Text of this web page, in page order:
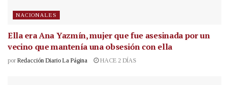
NACIONALES
Ella era Ana Yazmín, mujer que fue asesinada por un
vecino que mantenía una obsesión con ella
por Redacción Diario La Página HACE 2 DÍAS